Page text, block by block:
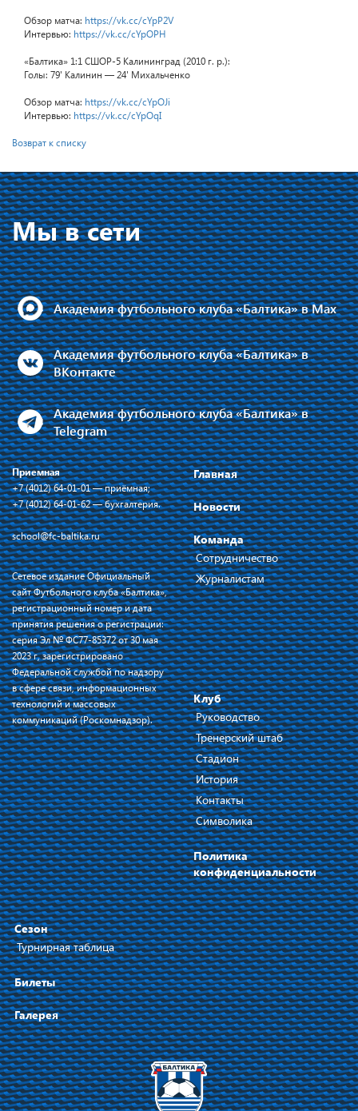
Обзор матча: https://vk.cc/cYpP2V
Интервью: https://vk.cc/cYpOPH
«Балтика» 1:1 СШОР-5 Калининград (2010 г. р.):
Голы: 79' Калинин — 24' Михальченко
Обзор матча: https://vk.cc/cYpOJi
Интервью: https://vk.cc/cYpOqI
Возврат к списку
Мы в сети
Академия футбольного клуба «Балтика» в Max
Академия футбольного клуба «Балтика» в
ВКонтакте
Академия футбольного клуба «Балтика» в
Telegram
Приемная
+7 (4012) 64-01-01 — приёмная;
+7 (4012) 64-01-62 — бухгалтерия.
school@fc-baltika.ru
Сетевое издание Официальный
сайт Футбольного клуба «Балтика»,
регистрационный номер и дата
принятия решения о регистрации:
серия Эл № ФС77-85372 от 30 мая
2023 г, зарегистрировано
Федеральной службой по надзору
в сфере связи, информационных
технологий и массовых
коммуникаций (Роскомнадзор).
Главная
Новости
Команда
Сотрудничество
Журналистам
Клуб
Руководство
Тренерский штаб
Стадион
История
Контакты
Символика
Политика
конфиденциальности
Сезон
Турнирная таблица
Билеты
Галерея